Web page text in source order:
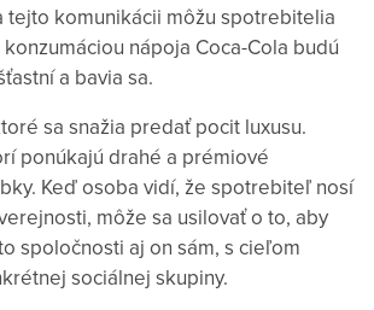
tejto komunikácii môžu spotrebitelia
nápoja Coca-Cola budú
a bavia sa.
sa snažia predať pocit luxusu.
ponúkajú drahé a prémiové
Keď osoba vidí, že spotrebiteľ nosí
môže sa usilovať o to, aby
spoločnosti aj on sám, s cieľom
sociálnej skupiny.